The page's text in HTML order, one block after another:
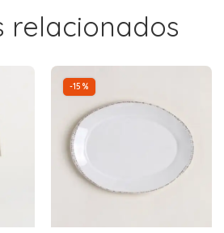
relacionados
-15%